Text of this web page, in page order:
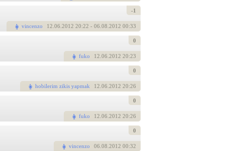
vincenzo 12 .06.2012 20:22 - 06.08.2012 00:33
-1
fuko 12 .06.2012 20:23
0
hobilerim zikis yapmak 12 .06.2012 20:26
0
fuko 12 .06.2012 20:26
0
vincenzo 06 .08.2012 00:32
0